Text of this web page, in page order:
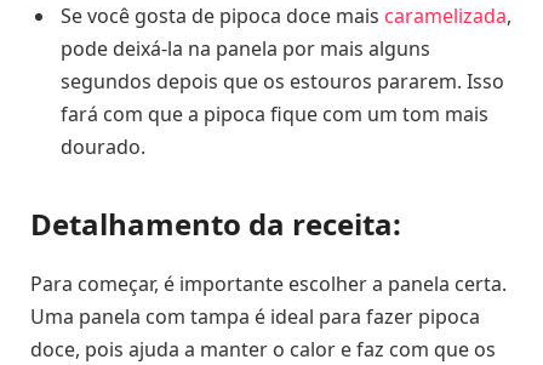
Se você gosta de pipoca doce mais caramelizada,
pode deixá-la na panela por mais alguns
segundos depois que os estouros pararem. Isso
fará com que a pipoca fique com um tom mais
dourado.
Detalhamento da receita:
Para começar, é importante escolher a panela certa.
Uma panela com tampa é ideal para fazer pipoca
doce, pois ajuda a manter o calor e faz com que os